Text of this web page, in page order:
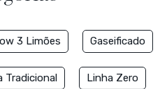
3 Limões Gaseificado
Tradicional Linha Zero